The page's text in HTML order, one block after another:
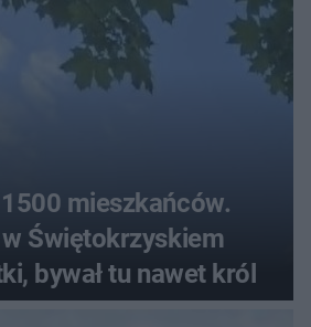
mieszkańców.
Świętokrzyskiem
bywał tu nawet król